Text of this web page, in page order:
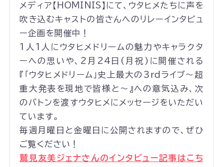
メディア【HOMINIS】にて、ウタヒメたちに声を
吹き込むキャストの皆さんへのリレーインタビュ
ー企画を開催中！
1人1人にウタヒメドリームの魅力やキャラクタ
ーへの思いや、2月24日(月祝)に開催される
『「ウタヒメドリーム」史上最大の3rdライブ～超
重大発表を現地で皆様と～』への意気込み、次
のバトンを渡すウタヒメにメッセージをいただい
ています。
毎週月曜日と金曜日に公開されますので、ぜひ
ご覧ください！
鷲見友美ジェナさんのインタビュー記事はこち